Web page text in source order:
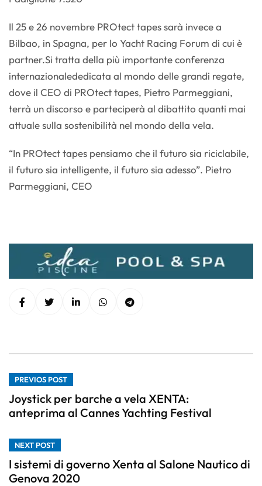
Il 25 e 26 novembre PROtect tapes sarà invece a
Bilbao, in Spagna, per lo Yacht Racing Forum di cui è
partner.Si tratta della più importante conferenza
internazionalededicata al mondo delle grandi regate,
dove il CEO di PROtect tapes, Pietro Parmeggiani,
terrà un discorso e parteciperà al dibattito quanti mai
attuale sulla sostenibilità nel mondo della vela.
“In PROtect tapes pensiamo che il futuro sia riciclabile,
il futuro sia intelligente, il futuro sia adesso”. Pietro
Parmeggiani, CEO
PREVIOS POST
Joystick per barche a vela XENTA:
anteprima al Cannes Yachting Festival
NEXT POST
I sistemi di governo Xenta al Salone Nautico di
Genova 2020